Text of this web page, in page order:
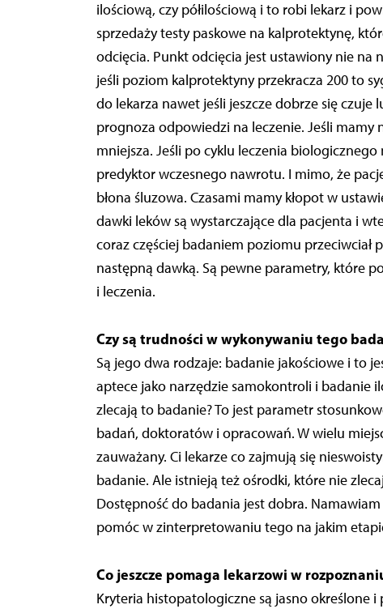
ilościową, czy półilościową i to robi lekarz i
sprzedaży testy paskowe na kalprotektynę,
odcięcia. Punkt odcięcia jest ustawiony nie na
jeśli poziom kalprotektyny przekracza 200 to
do lekarza nawet jeśli jeszcze dobrze się czuje
prognoza odpowiedzi na leczenie. Jeśli mamy
mniejsza. Jeśli po cyklu leczenia
predyktor wczesnego nawrotu. I mimo, że
błona śluzowa. Czasami mamy kłopot w
dawki leków są wystarczające dla pacjenta i
coraz częściej badaniem poziomu
następną dawką. Są pewne parametry, które
i leczenia.
Czy są trudności w wykonywaniu tego
Są jego dwa rodzaje: badanie jakościowe i to
aptece jako narzędzie samokontroli i badanie
zlecają to badanie? To jest parametr
badań, doktoratów i opracowań. W wielu
zauważany. Ci lekarze co zajmują się
badanie. Ale istnieją też ośrodki, które nie
Dostępność do badania jest dobra.
pomóc w zinterpretowaniu tego na jakim
Co jeszcze pomaga lekarzowi w
Kryteria histopatologiczne są jasno określone